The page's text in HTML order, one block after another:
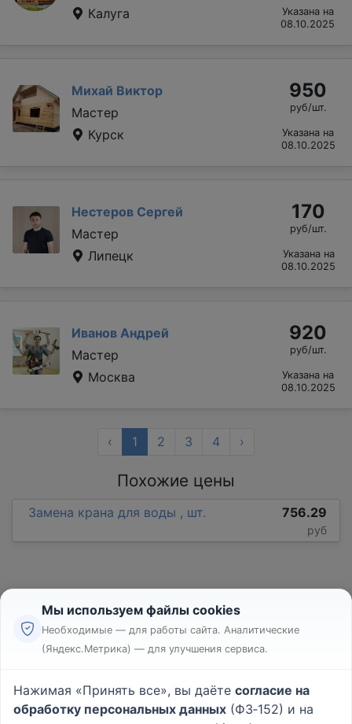
Калуга
Указана на
08.10.2025
Михай Виктор
Мастер
Курск
950
руб/шт.
Указана на
08.10.2025
Нестеров Сергей
Мастер
Липецк
170
руб/шт.
Указана на
08.10.2025
Иванов Андрей
Мастер
Москва
920
руб/шт.
Указана на
08.10.2025
‹ 1 2 3 4 ›
Похожие цены
Замена крана для воды , шт. 756.29
руб
Реклама
Пользовательское соглашение
Политика конфиденциальности
Мы используем файлы cookies
Необходимые — для работы сайта. Аналитические
(Яндекс.Метрика) — для улучшения сервиса.
Нажимая «Принять все», вы даёте согласие на
обработку персональных данных (ФЗ‑152) и на